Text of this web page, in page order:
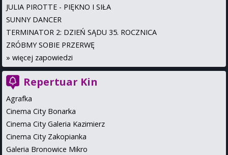
JULIA PIROTTE - PIĘKNO I SIŁA
SUNNY DANCER
TERMINATOR 2: DZIEŃ SĄDU 35. ROCZNICA
ZRÓBMY SOBIE PRZERWĘ
» więcej zapowiedzi
Repertuar Kin
Agrafka
Cinema City Bonarka
Cinema City Galeria Kazimierz
Cinema City Zakopianka
Galeria Bronowice Mikro